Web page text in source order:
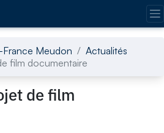
Meudon
Actualités
film documentaire
de film